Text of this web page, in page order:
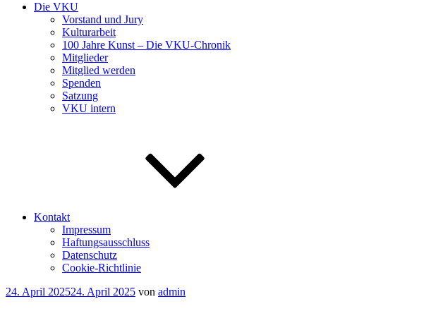
Die VKU
Vorstand und Jury
Kulturarbeit
100 Jahre Kunst – Die VKU-Chronik
Mitglieder
Mitglied werden
Spenden
Satzung
VKU intern
Kontakt
Impressum
Haftungsausschluss
Datenschutz
Cookie-Richtlinie
Veröffentlicht
24. April 202524. April 2025 von admin